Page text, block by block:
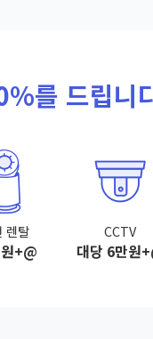
를 드립니
렌탈
+@
CCTV
대당 6만원